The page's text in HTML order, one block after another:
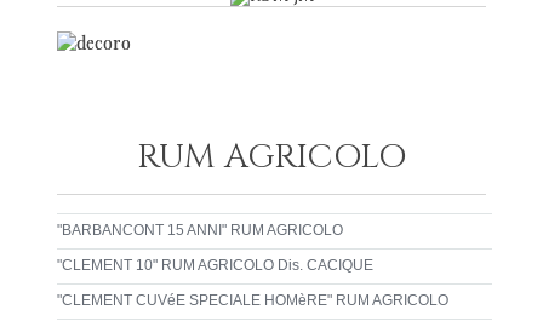
RUM AGRICOLO
"BARBANCONT 15 ANNI" RUM AGRICOLO
"CLEMENT 10" RUM AGRICOLO Dis. CACIQUE
"CLEMENT CUVéE SPECIALE HOMèRE" RUM AGRICOLO